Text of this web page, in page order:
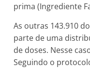
prima (Ingrediente
As outras 143.910
parte de uma
de doses. Nesse
Seguindo o